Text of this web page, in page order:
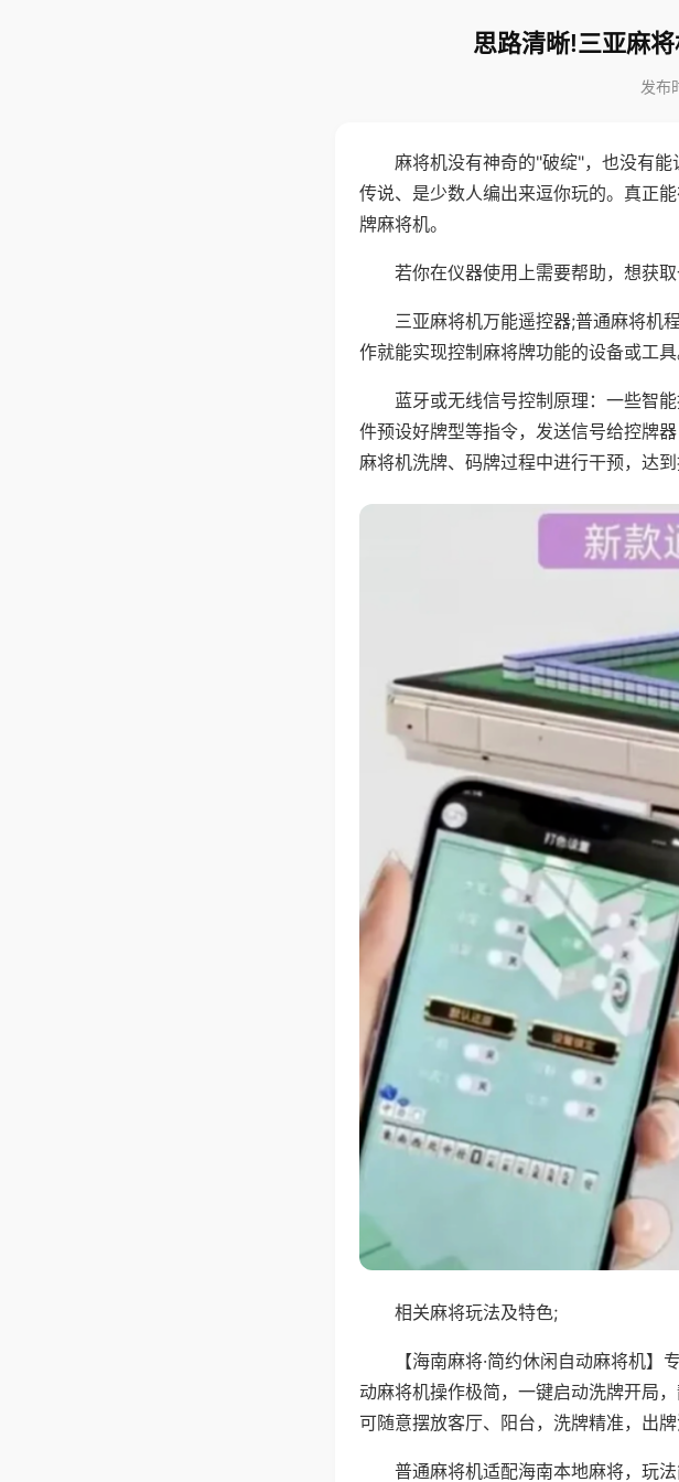
思路清晰!三亚麻
发布
麻将机没有神奇的"破绽"，也没有
传说、是少数人编出来逗你玩的。真正
牌麻将机。
若你在仪器使用上需要帮助，想获
三亚麻将机万能遥控器;普通麻将机
作就能实现控制麻将牌功能的设备或工具
蓝牙或无线信号控制原理：一些智
件预设好牌型等指令，发送信号给控牌
麻将机洗牌、码牌过程中进行干预，达到
相关麻将玩法及特色;
【海南麻将·简约休闲自动麻将机
动麻将机操作极简，一键启动洗牌开局
可随意摆放客厅、阳台，洗牌精准，出
普通麻将机适配海南本地麻将，玩